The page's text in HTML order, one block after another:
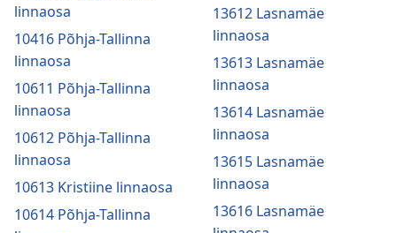
linnaosa
10416 Põhja-Tallinna
linnaosa
10611 Põhja-Tallinna
linnaosa
10612 Põhja-Tallinna
linnaosa
10613 Kristiine linnaosa
10614 Põhja-Tallinna
13612 Lasnamäe
linnaosa
13613 Lasnamäe
linnaosa
13614 Lasnamäe
linnaosa
13615 Lasnamäe
linnaosa
13616 Lasnamäe